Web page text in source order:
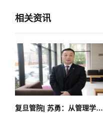
相关资讯
复旦管院| 苏勇：从管理学看“996”，真相是什么？